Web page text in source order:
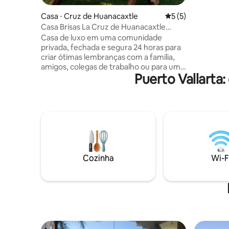
Casa ⋅ Cruz de Huanacaxtle 5 de uma
5 (5)
Casa Brisas La Cruz de Huanacaxtle
Tamarán
Casa de luxo em uma comunidade
privada, fechada e segura 24 horas para
criar ótimas lembranças com a família,
amigos, colegas de trabalho ou para uma
viagem romântica. Espaçoso e
personalizado em cada canto, com
estar ao ar livre, fornos de pizza a lenha
ou a gás e grelhas. Localização perfeita: a
3 minutos a pé do Tamaran's Beach Club,
a 35 minutos do aeroporto, a 5 minutos
Puerto
Cozinha Wi-